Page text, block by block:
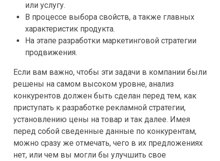
или услугу.
В процессе выбора свойств, а также главных
характеристик продукта.
На этапе разработки маркетинговой стратегии
продвижения.
Если вам важно, чтобы эти задачи в компании были
решены на самом высоком уровне, анализ
конкурентов должен быть сделан перед тем, как
приступать к разработке рекламной стратегии,
установлению цены на товар и так далее. Имея
перед собой сведенные данные по конкурентам,
можно сразу же отмечать, чего в их предложениях
нет, или чем вы могли бы улучшить свое